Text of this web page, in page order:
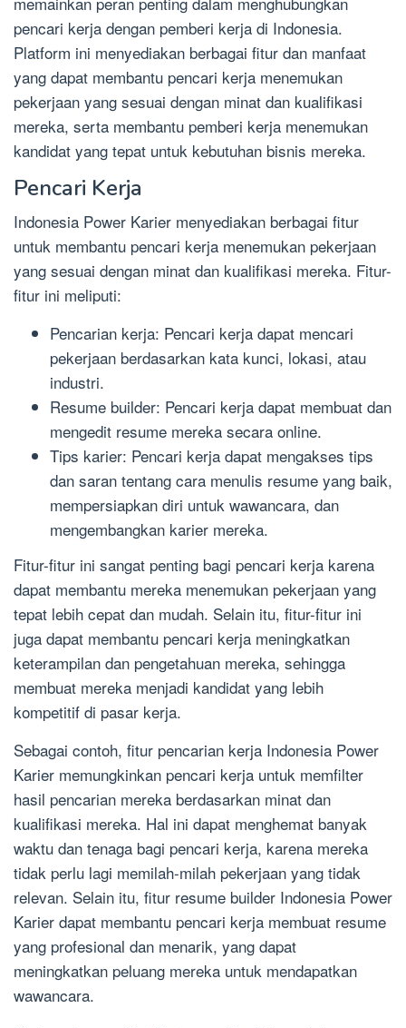
pencari kerja dengan pemberi kerja di Indonesia.
Platform ini menyediakan berbagai fitur dan manfaat
yang dapat membantu pencari kerja menemukan
pekerjaan yang sesuai dengan minat dan kualifikasi
mereka, serta membantu pemberi kerja menemukan
kandidat yang tepat untuk kebutuhan bisnis mereka.
Pencari Kerja
Indonesia Power Karier menyediakan berbagai fitur
untuk membantu pencari kerja menemukan pekerjaan
yang sesuai dengan minat dan kualifikasi mereka. Fitur-
fitur ini meliputi:
Pencarian kerja: Pencari kerja dapat mencari
pekerjaan berdasarkan kata kunci, lokasi, atau
industri.
Resume builder: Pencari kerja dapat membuat dan
mengedit resume mereka secara online.
Tips karier: Pencari kerja dapat mengakses tips
dan saran tentang cara menulis resume yang baik,
mempersiapkan diri untuk wawancara, dan
mengembangkan karier mereka.
Fitur-fitur ini sangat penting bagi pencari kerja karena
dapat membantu mereka menemukan pekerjaan yang
tepat lebih cepat dan mudah. Selain itu, fitur-fitur ini
juga dapat membantu pencari kerja meningkatkan
keterampilan dan pengetahuan mereka, sehingga
membuat mereka menjadi kandidat yang lebih
kompetitif di pasar kerja.
Sebagai contoh, fitur pencarian kerja Indonesia Power
Karier memungkinkan pencari kerja untuk memfilter
hasil pencarian mereka berdasarkan minat dan
kualifikasi mereka. Hal ini dapat menghemat banyak
waktu dan tenaga bagi pencari kerja, karena mereka
tidak perlu lagi memilah-milah pekerjaan yang tidak
relevan. Selain itu, fitur resume builder Indonesia Power
Karier dapat membantu pencari kerja membuat resume
yang profesional dan menarik, yang dapat
meningkatkan peluang mereka untuk mendapatkan
wawancara.